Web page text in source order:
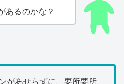
あるのかな？
があせらずに、要所要所